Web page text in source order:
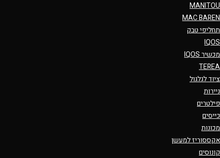
MANITOU
MAC BAREN
תחליפי טבק
IQOS
מכשיר IQOS
TEREA
ציוד לגלגול
ניירות
פילטרים
כייסים
מכונות
אקססוריז למעשן
קונוסים